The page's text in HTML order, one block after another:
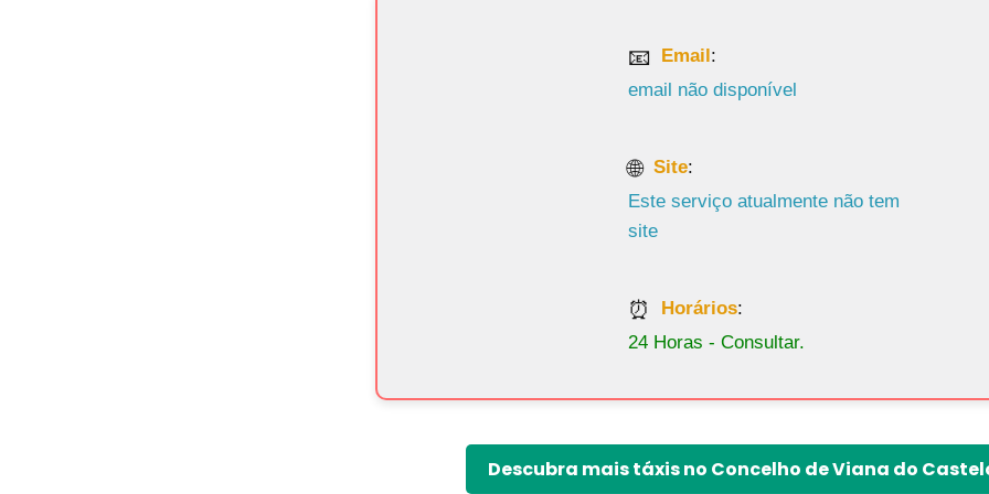
Email :
email não disponível
Site:
Este serviço atualmente não tem
site
Horários:
24 Horas - Consultar.
Descubra mais táxis no Concelho de Viana do